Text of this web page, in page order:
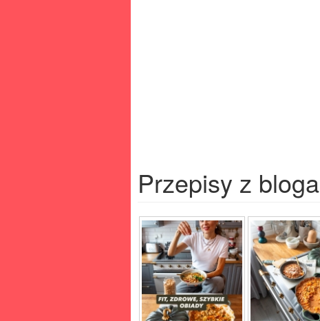
Przepisy z bloga